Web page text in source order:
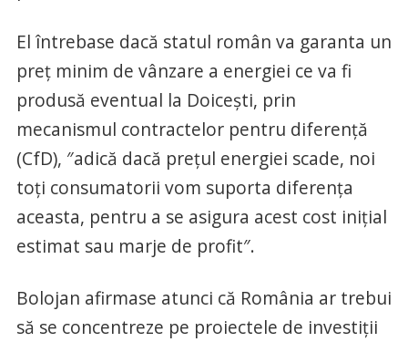
El întrebase dacă statul român va garanta un
preț minim de vânzare a energiei ce va fi
produsă eventual la Doicești, prin
mecanismul contractelor pentru diferență
(CfD), ″adică dacă prețul energiei scade, noi
toți consumatorii vom suporta diferența
aceasta, pentru a se asigura acest cost inițial
estimat sau marje de profit″.
Bolojan afirmase atunci că România ar trebui
să se concentreze pe proiectele de investiții